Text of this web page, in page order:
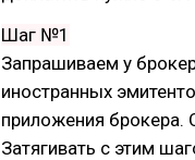
Шаг №1
Запрашиваем у
иностранных
приложения брокера.
Затягивать с этим